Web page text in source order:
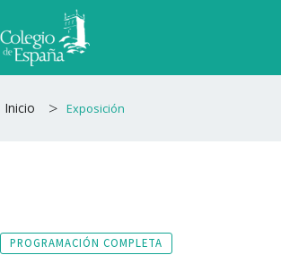
al
contenido
Inicio > Exposición
PROGRAMACIÓN COMPLETA